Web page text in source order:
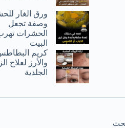
ورق الغار
وصفة تجعل
الحشرات
البيت
كريم
والأرز لعلاج
الجلدية